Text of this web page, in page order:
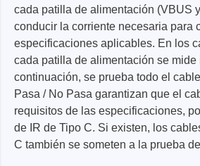
cada patilla de alimentación (VBUS
conducir la corriente necesaria para
especificaciones aplicables. En los
cada patilla de alimentación se mide
continuación, se prueba todo el
Pasa / No Pasa garantizan que el
requisitos de las especificaciones,
de IR de Tipo C. Si existen, los
C también se someten a la prueba